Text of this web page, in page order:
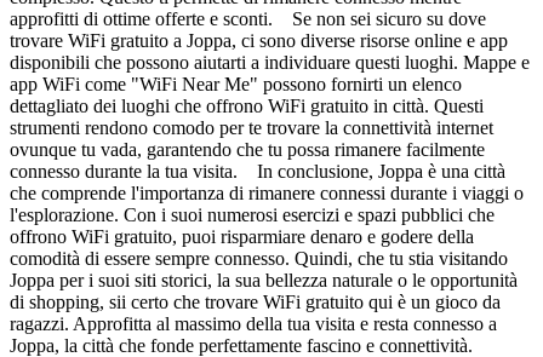
approfitti di ottime offerte e sconti. Se non sei sicuro su dove
trovare WiFi gratuito a Joppa, ci sono diverse risorse online e app
disponibili che possono aiutarti a individuare questi luoghi. Mappe e
app WiFi come "WiFi Near Me" possono fornirti un elenco
dettagliato dei luoghi che offrono WiFi gratuito in città. Questi
strumenti rendono comodo per te trovare la connettività internet
ovunque tu vada, garantendo che tu possa rimanere facilmente
connesso durante la tua visita. In conclusione, Joppa è una città
che comprende l'importanza di rimanere connessi durante i viaggi o
l'esplorazione. Con i suoi numerosi esercizi e spazi pubblici che
offrono WiFi gratuito, puoi risparmiare denaro e godere della
comodità di essere sempre connesso. Quindi, che tu stia visitando
Joppa per i suoi siti storici, la sua bellezza naturale o le opportunità
di shopping, sii certo che trovare WiFi gratuito qui è un gioco da
ragazzi. Approfitta al massimo della tua visita e resta connesso a
Joppa, la città che fonde perfettamente fascino e connettività.